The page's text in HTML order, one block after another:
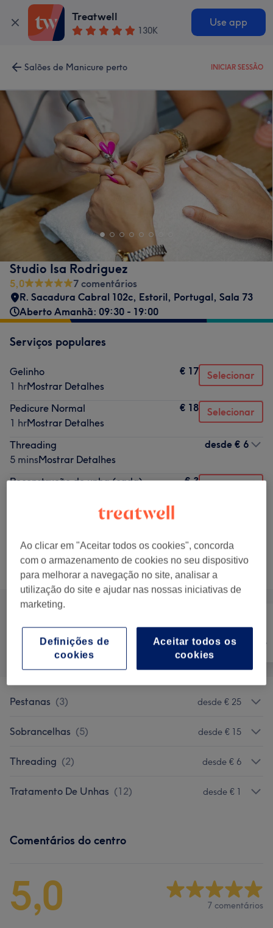
Treatwell
130K
Use app
Salões de Manicure perto INICIAR SESSÃO
Studio Isa Rodriguez
5,0
7 comentários
R. Sacadura Cabral 102c, Estoril, Portugal, Sala 73
Aberto Amanhã: 09:30 - 19:00
Serviços populares
Gelinho
1 hrMostrar Detalhes
€ 17 Selecionar
Pedicure Normal
1 hrMostrar Detalhes
€ 18 Selecionar
Threading
5 minsMostrar Detalhes
desde € 6
Reconstrução de unha (cada)
€ 3
Procurar serviços
Tudo
Tratamento de
Depilação
Pestanas (3) desde € 25
Sobrancelhas (5) desde € 15
Threading (2) desde € 6
Tratamento De Unhas (12) desde € 1
Comentários do centro
5,0 7 comentários
Ao clicar em "Aceitar todos os cookies", concorda
com o armazenamento de cookies no seu dispositivo
para melhorar a navegação no site, analisar a
utilização do site e ajudar nas nossas iniciativas de
marketing.
Aceitar todos os
cookies
Definições de
cookies